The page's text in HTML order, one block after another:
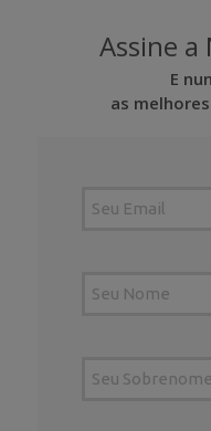
Assine a
E
as